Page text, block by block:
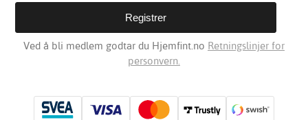
Ved å bli medlem godtar du Hjemfint.no Retningslinjer for
personvern.